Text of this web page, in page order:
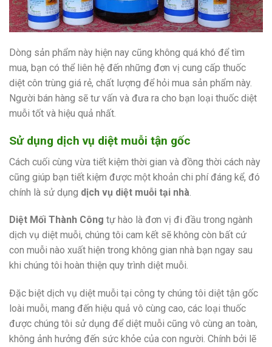
Dòng sản phẩm này hiện nay cũng không quá khó để tìm
mua, bạn có thể liên hệ đến những đơn vị cung cấp thuốc
diệt côn trùng giá rẻ, chất lượng để hỏi mua sản phẩm này.
Người bán hàng sẽ tư vấn và đưa ra cho bạn loại thuốc diệt
muỗi tốt và hiệu quả nhất.
Sử dụng dịch vụ diệt muỗi tận gốc
Cách cuối cùng vừa tiết kiệm thời gian và đồng thời cách này
cũng giúp bạn tiết kiệm được một khoản chi phí đáng kể, đó
chính là sử dụng dịch vụ diệt muỗi tại nhà
Diệt Mối Thành Công tự hào là đơn vị đi đầu trong ngành
dịch vụ diệt muỗi, chúng tôi cam kết sẽ không còn bất cứ
con muỗi nào xuất hiện trong không gian nhà bạn ngay sau
khi chúng tôi hoàn thiện quy trình diệt muỗi.
Đặc biệt dịch vụ diệt muỗi tại công ty chúng tôi diệt tận gốc
loài muỗi, mang đến hiệu quả vô cùng cao, các loại thuốc
được chúng tôi sử dụng để diệt muỗi cũng vô cùng an toàn,
không ảnh hưởng đến sức khỏe của con người. Chính bởi lẽ